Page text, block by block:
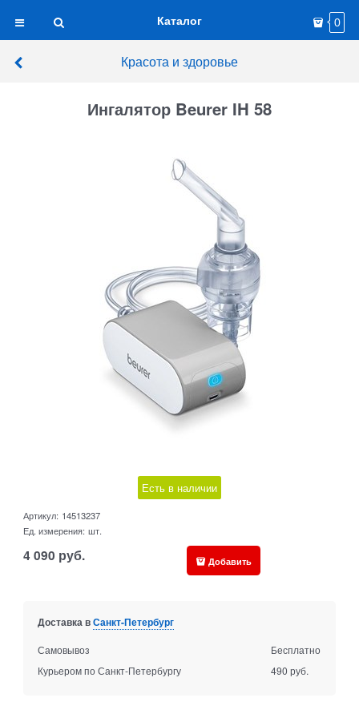
Каталог 0
Красота и здоровье
Ингалятор Beurer IH 58
Есть в наличии
Артикул: 14513237
Ед. измерения: шт.
4 090 руб. Добавить
Доставка вСанкт-Петербург
Самовывоз
Бесплатно
Курьером по Санкт-Петербургу
490 руб.